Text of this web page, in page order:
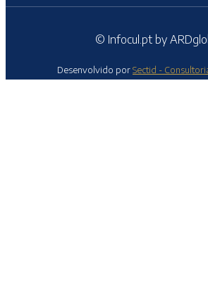
© Infocul.pt by
Desenvolvido porSectid -